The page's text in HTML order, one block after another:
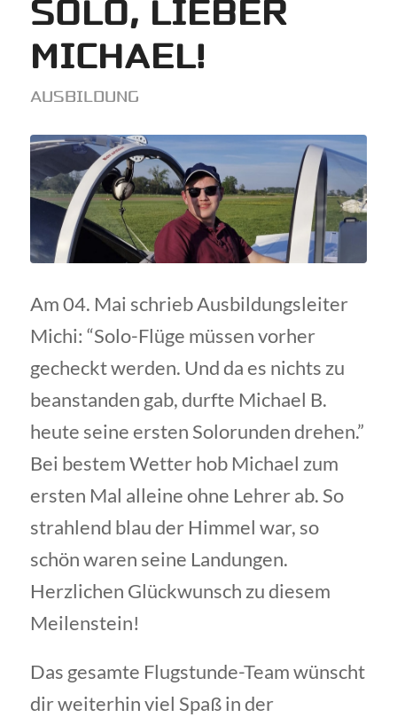
SOLO, LIEBER
MICHAEL!
AUSBILDUNG
Am 04. Mai schrieb Ausbildungsleiter
Michi: “Solo-Flüge müssen vorher
gecheckt werden. Und da es nichts zu
beanstanden gab, durfte Michael B.
heute seine ersten Solorunden drehen.”
Bei bestem Wetter hob Michael zum
ersten Mal alleine ohne Lehrer ab. So
strahlend blau der Himmel war, so
schön waren seine Landungen.
Herzlichen Glückwunsch zu diesem
Meilenstein!
Das gesamte Flugstunde-Team wünscht
dir weiterhin viel Spaß in der